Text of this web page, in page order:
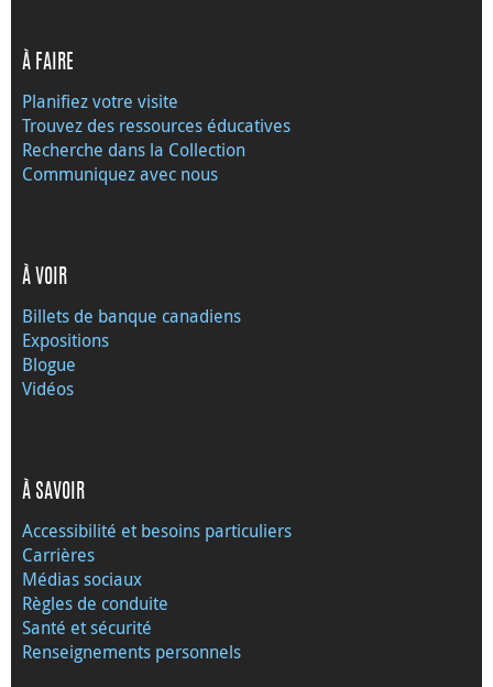
À FAIRE
Planifiez votre visite
Trouvez des ressources éducatives
Recherche dans la Collection
Communiquez avec nous
À VOIR
Billets de banque canadiens
Expositions
Blogue
Vidéos
À SAVOIR
Accessibilité et besoins particuliers
Carrières
Médias sociaux
Règles de conduite
Santé et sécurité
Renseignements personnels